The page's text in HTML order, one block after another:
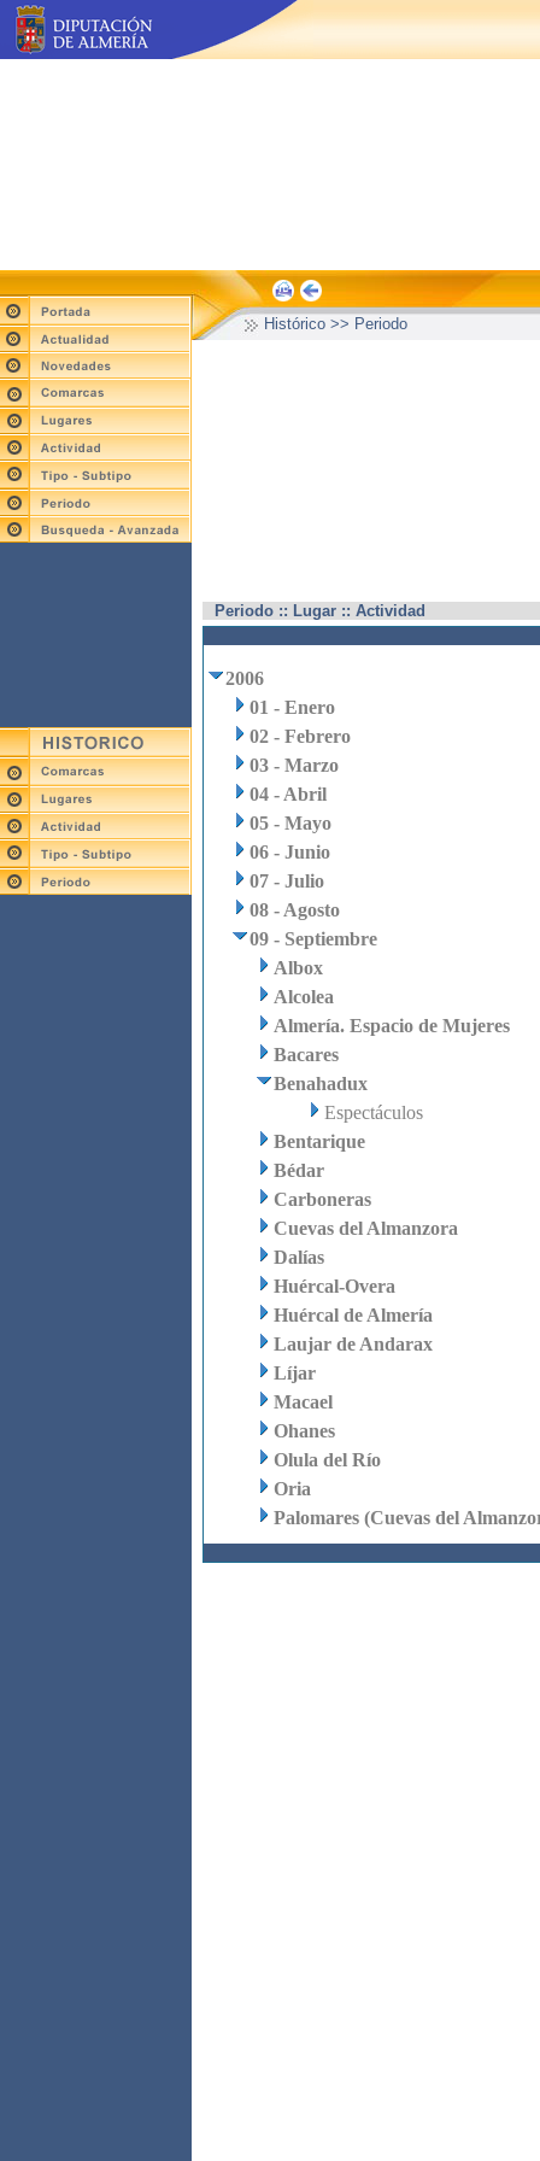
Histórico >> Periodo
Periodo :: Lugar :: Actividad
2006
01 - Enero
02 - Febrero
03 - Marzo
04 - Abril
05 - Mayo
06 - Junio
07 - Julio
08 - Agosto
09 - Septiembre
Albox
Alcolea
Almería. Espacio de Mujeres
Bacares
Benahadux
Espectáculos
Bentarique
Bédar
Carboneras
Cuevas del Almanzora
Dalías
Huércal-Overa
Huércal de Almería
Laujar de Andarax
Líjar
Macael
Ohanes
Olula del Río
Oria
Palomares (Cuevas del